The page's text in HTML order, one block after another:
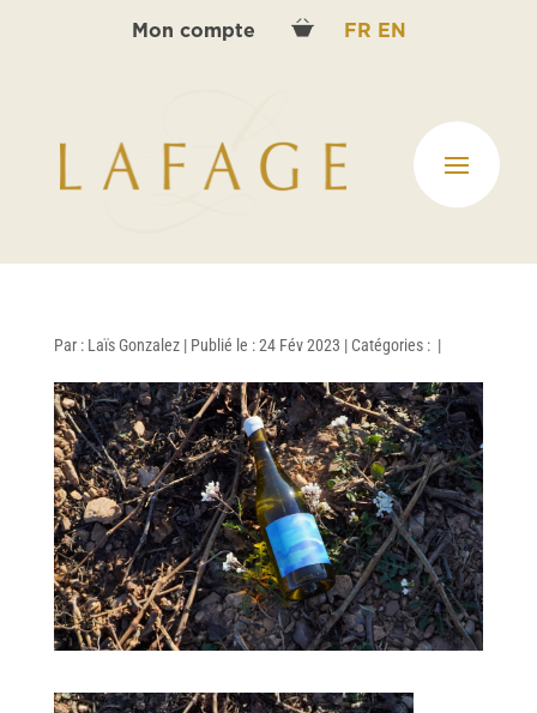
Mon compte FR EN
Par : Laïs Gonzalez | Publié le : 24 Fév 2023 | Catégories : |